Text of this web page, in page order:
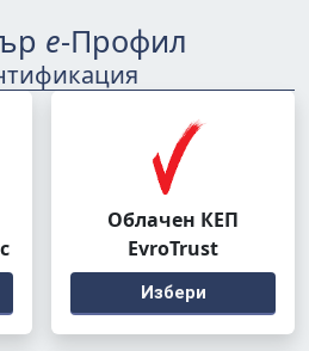
е-Профил
Облачен КЕП
EvroTrust
Избери